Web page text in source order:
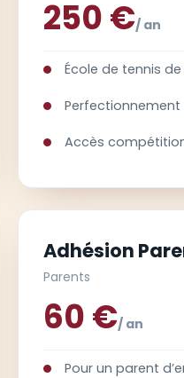
250 €/ an
École de tennis
Perfectionnement
Accès
Adhésion
Parents
60 €/ an
Pour un parent